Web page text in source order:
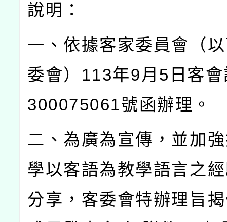
說明：
一、依據客家委員會（
委會） 113年9月 5 日客
300075061號函辦理。
二、為廣為宣傳，並加
學以客語為教學語言之
分享，客委會特辦理旨